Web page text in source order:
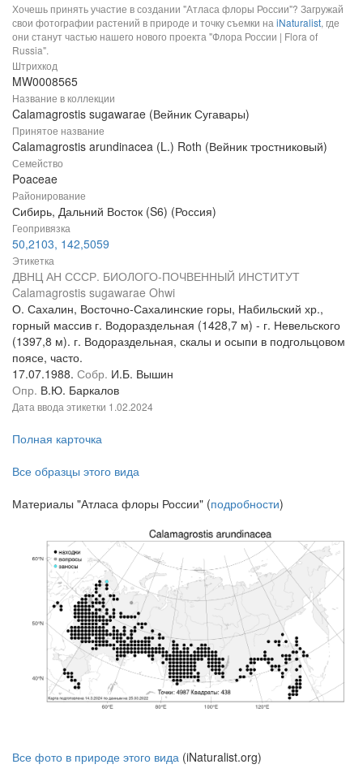
Хочешь принять участие в создании "Атласа флоры России"? Загружай
свои фотографии растений в природе и точку съемки на iNaturalist, где
они станут частью нашего нового проекта "Флора России | Flora of
Russia".
Штрихкод
MW0008565
Название в коллекции
Calamagrostis sugawarae (Вейник Сугавары)
Принятое название
Calamagrostis arundinacea (L.) Roth (Вейник тростниковый)
Семейство
Poaceae
Районирование
Сибирь, Дальний Восток (S6) (Россия)
Геопривязка
50,2103, 142,5059
Этикетка
ДВНЦ АН СССР. БИОЛОГО-ПОЧВЕННЫЙ ИНСТИТУТ
Calamagrostis sugawarae Ohwi
О. Сахалин, Восточно-Сахалинские горы, Набильский хр.,
горный массив г. Водораздельная (1428,7 м) - г. Невельского
(1397,8 м). г. Водораздельная, скалы и осыпи в подгольцовом
поясе, часто.
17.07.1988. Собр. И.Б. Вышин
Опр. В.Ю. Баркалов
Дата ввода этикетки 1.02.2024
Полная карточка
Все образцы этого вида
Материалы "Атласа флоры России" (подробности)
Все фото в природе этого вида (iNaturalist.org)